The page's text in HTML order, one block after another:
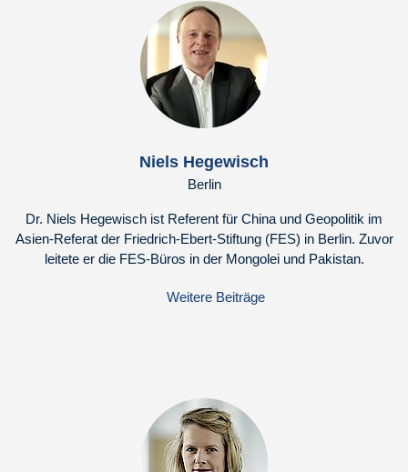
Niels Hegewisch
Berlin
Dr. Niels Hegewisch ist Referent für China und Geopolitik im
Asien-Referat der Friedrich-Ebert-Stiftung (FES) in Berlin. Zuvor
leitete er die FES-Büros in der Mongolei und Pakistan.
Weitere Beiträge